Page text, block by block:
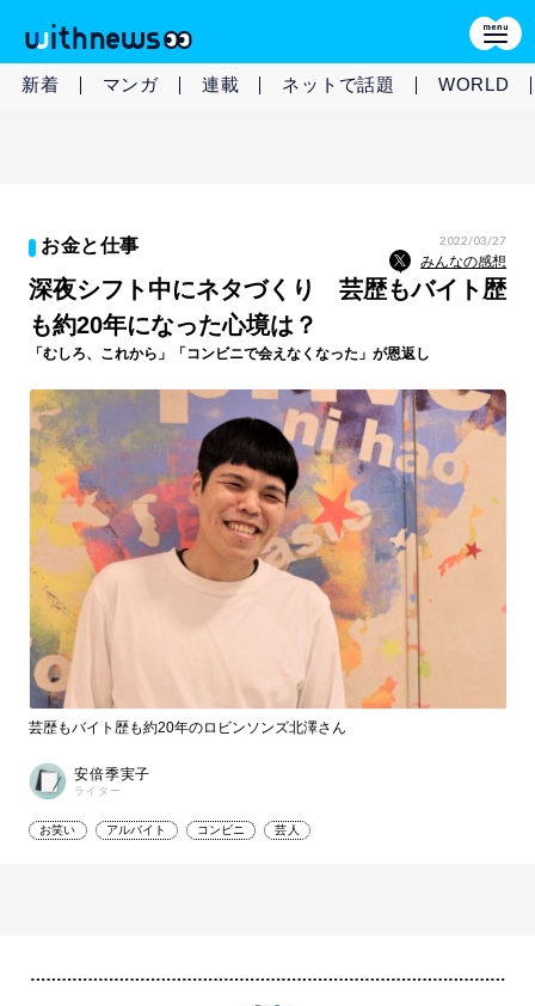
新着 マンガ 連載 ネットで話題 WORLD
お金と仕事 2022/03/27
みんなの感想
深夜シフト中にネタづくり 芸歴もバイト歴
も約20年になった心境は？
「むしろ、これから」「コンビニで会えなくなった」が恩返し
芸歴もバイト歴も約20年のロビンソンズ北澤さん
安倍季実子
ライター
お笑い アルバイト コンビニ 芸人